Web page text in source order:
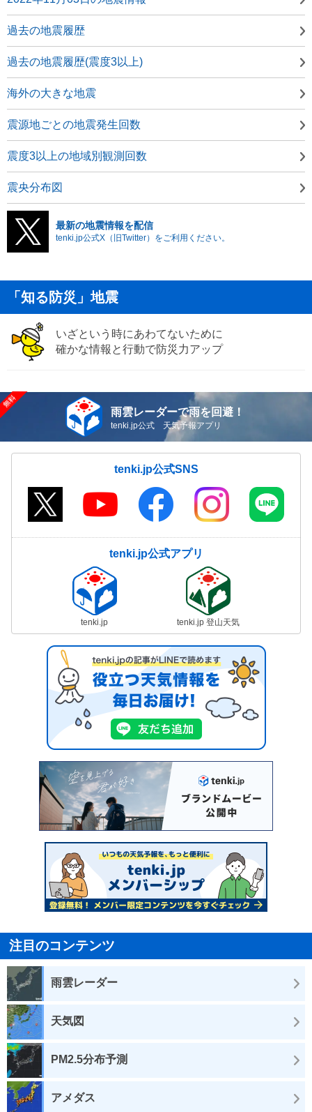
過去の地震履歴
過去の地震履歴(震度3以上)
海外の大きな地震
震源地ごとの地震発生回数
震度3以上の地域別観測回数
震央分布図
最新の地震情報を配信
tenki.jp公式X（旧Twitter）をご利用ください。
「知る防災」地震
いざという時にあわてないために
確かな情報と行動で防災力アップ
雨雲レーダーで雨を回避！
tenki.jp公式 天気予報アプリ
tenki.jp公式SNS
tenki.jp公式アプリ
tenki.jp tenki.jp 登山天気
注目のコンテンツ
雨雲レーダー
天気図
PM2.5分布予測
アメダス